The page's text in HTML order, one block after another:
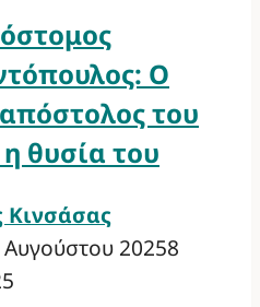
Ο
του
θυσία του
Κινσάσας
Αυγούστου 20258